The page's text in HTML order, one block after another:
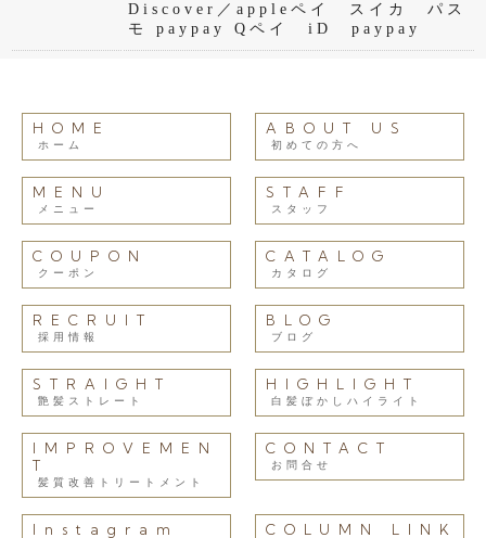
Discover／appleペイ スイカ パス
モ paypay Qペイ iD paypay
HOME
ホーム
ABOUT US
初めての方へ
MENU
メニュー
STAFF
スタッフ
COUPON
クーポン
CATALOG
カタログ
RECRUIT
採用情報
BLOG
ブログ
STRAIGHT
艶髪ストレート
HIGHLIGHT
白髪ぼかしハイライト
IMPROVEMEN
T
髪質改善トリートメント
CONTACT
お問合せ
Instagram COLUMN LINK